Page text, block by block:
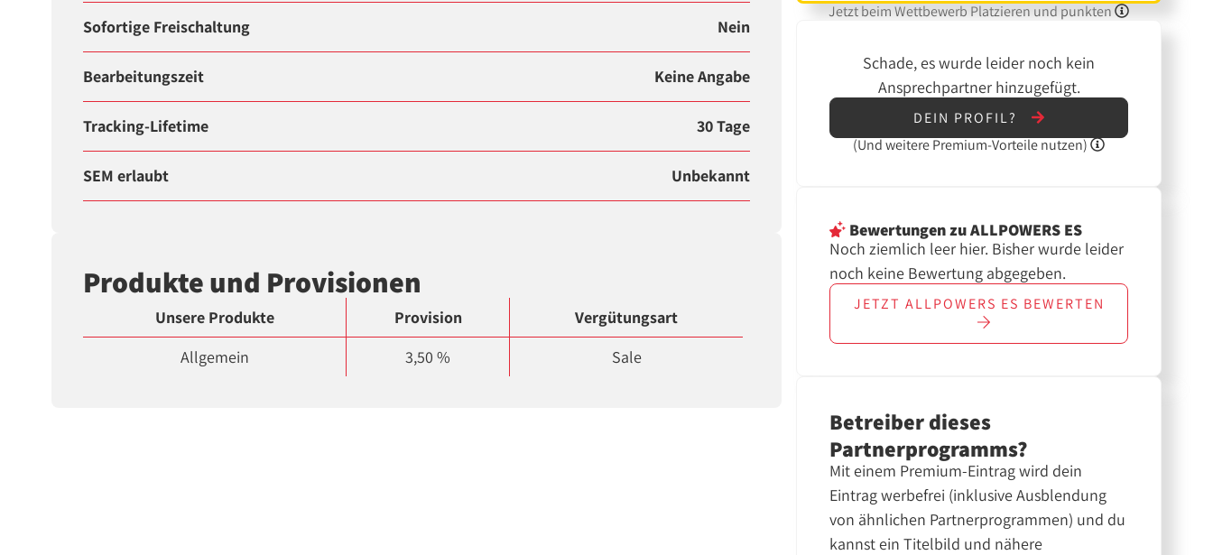
Sofortige Freischaltung Nein
Bearbeitungszeit Keine Angabe
Tracking-Lifetime 30 Tage
SEM erlaubt Unbekannt
Produkte und Provisionen
Unsere Produkte Provision
Vergütungsart
Allgemein
3,50 % Sale
Jetzt beim Wettbewerb Platzieren und punkten
Schade, es wurde leider noch kein
Ansprechpartner hinzugefügt.
DEIN PROFIL?
(UndweiterePremium-Vorteile nutzen)
Bewertungenzu ALLPOWERS ES
Noch ziemlich leer hier. Bisher wurde leider
noch keine Bewertung abgegeben.
JETZT ALLPOWERS ES BEWERTEN
Betreiber dieses
Partnerprogramms?
Mit einem Premium-Eintrag wird dein
Eintrag werbefrei (inklusive Ausblendung
von ähnlichen Partnerprogrammen) und du
kannst ein Titelbild und nähere